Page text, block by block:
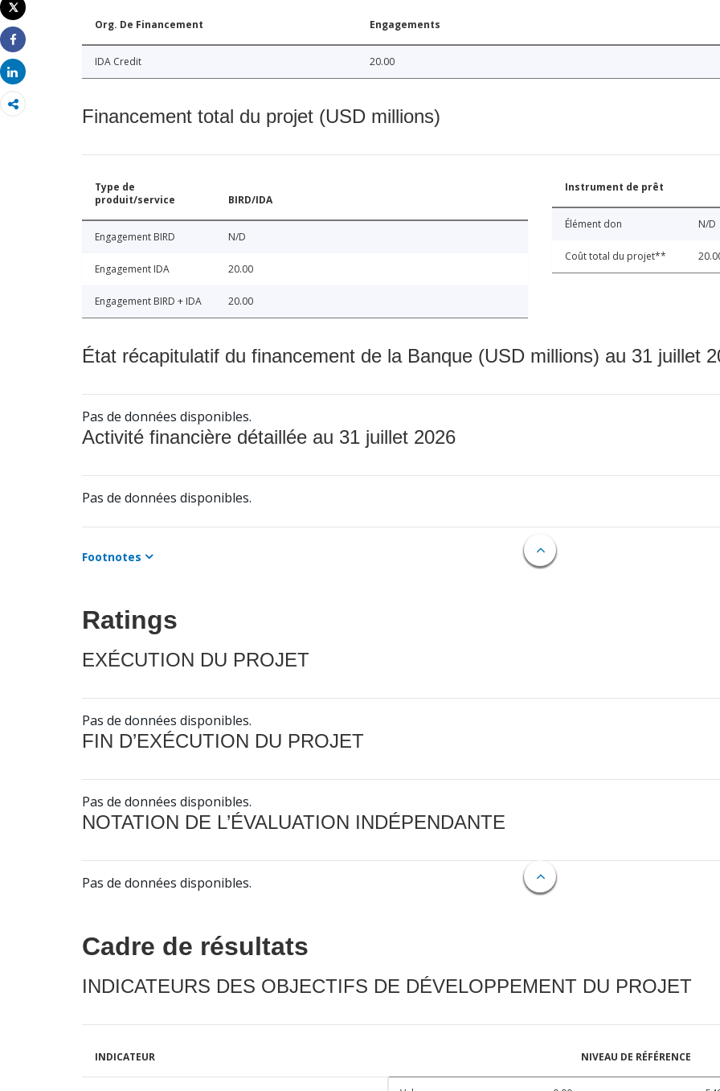
Imprimer
Tweet
Share
Share
Org. De Financement Engagements
IDA Credit 20.00
Financement total du projet (USD millions)
Type de
produit/service
BIRD/IDA
Engagement BIRD N/D
Engagement IDA 20.00
Engagement BIRD + IDA 20.00
Instrument de prêt
Élément don N/D
Coût total du projet**
État récapitulatif du financement de la Banque (USD millions) au 31 juillet
Pas de données disponibles.
Activité financière détaillée au 31 juillet 2026
Pas de données disponibles.
Footnotes
Ratings
EXÉCUTION DU PROJET
Pas de données disponibles.
FIN D’EXÉCUTION DU PROJET
Pas de données disponibles.
NOTATION DE L’ÉVALUATION INDÉPENDANTE
Pas de données disponibles.
Cadre de résultats
INDICATEURS DES OBJECTIFS DE DÉVELOPPEMENT DU PROJET
INDICATEUR NIVEAU DE RÉFÉRENCE